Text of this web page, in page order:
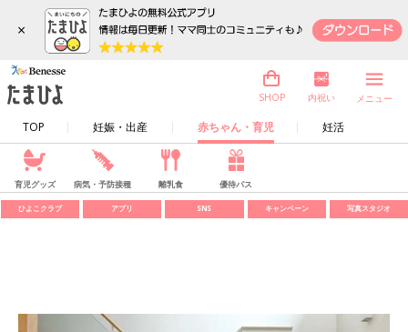
×
TOP 妊娠・出産 赤ちゃん・育児 妊活
SHOP 内祝い メニュー
育児グッズ 病気・予防接種 離乳食 優待パス
ひよこクラブ アプリ SNS キャンペーン 写真スタジオ